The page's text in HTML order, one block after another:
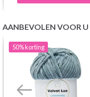
AANBEVOLEN VOOR U
50%korting